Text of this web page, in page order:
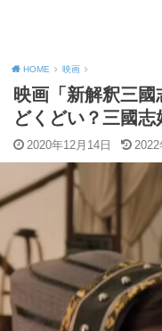
HOME 映画
映画「新解釈三
どくどい？三國
2020年12月14日 2022